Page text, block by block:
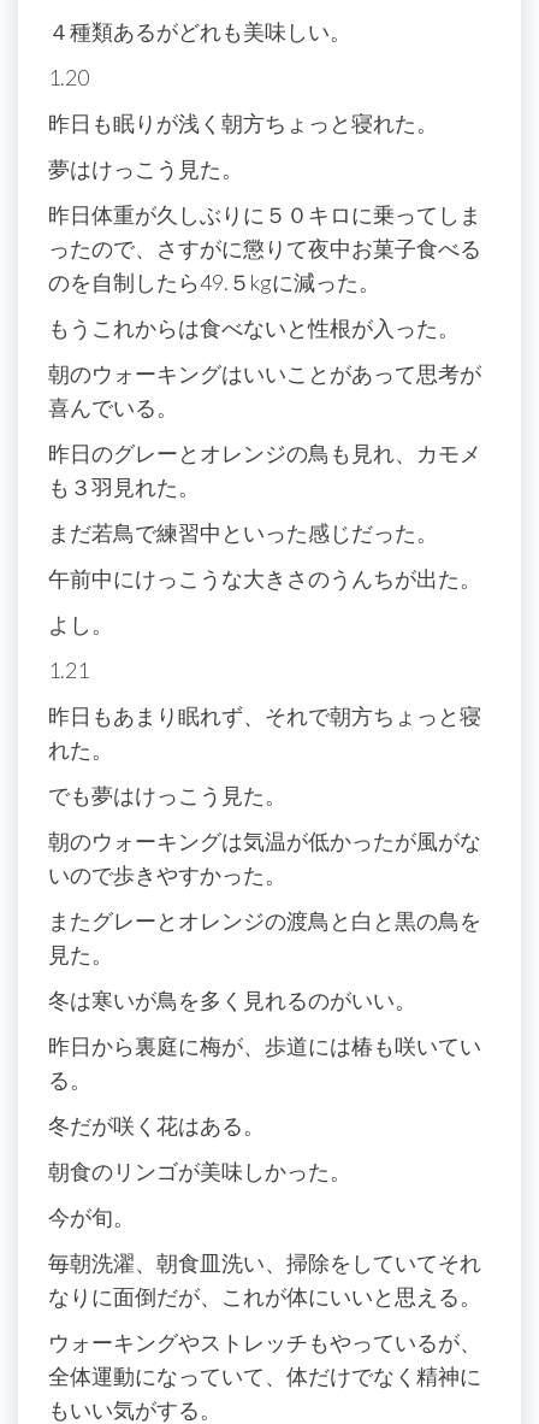
４種類あるがどれも美味しい。
1.20
昨日も眠りが浅く朝方ちょっと寝れた。
夢はけっこう見た。
昨日体重が久しぶりに５０キロに乗ってしま
ったので、さすがに懲りて夜中お菓子食べる
のを自制したら49.５kgに減った。
もうこれからは食べないと性根が入った。
朝のウォーキングはいいことがあって思考が
喜んでいる。
昨日のグレーとオレンジの鳥も見れ、カモメ
も３羽見れた。
まだ若鳥で練習中といった感じだった。
午前中にけっこうな大きさのうんちが出た。
よし。
1.21
昨日もあまり眠れず、それで朝方ちょっと寝
れた。
でも夢はけっこう見た。
朝のウォーキングは気温が低かったが風がな
いので歩きやすかった。
またグレーとオレンジの渡鳥と白と黒の鳥を
見た。
冬は寒いが鳥を多く見れるのがいい。
昨日から裏庭に梅が、歩道には椿も咲いてい
る。
冬だが咲く花はある。
朝食のリンゴが美味しかった。
今が旬。
毎朝洗濯、朝食皿洗い、掃除をしていてそれ
なりに面倒だが、これが体にいいと思える。
ウォーキングやストレッチもやっているが、
全体運動になっていて、体だけでなく精神に
もいい気がする。